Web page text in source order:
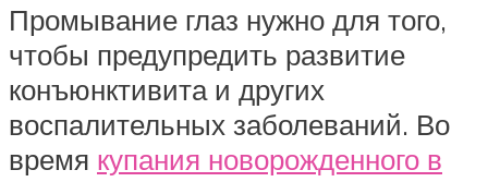
Промывание глаз нужно для того,
чтобы предупредить развитие
конъюнктивита и других
воспалительных заболеваний. Во
время купания новорожденного в